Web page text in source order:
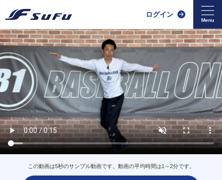
ログイン
この動画は5秒のサンプル動画です。動画の平均時間は1～2分です。